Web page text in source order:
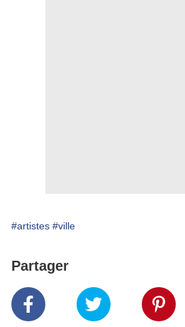
#artistes #ville
Partager